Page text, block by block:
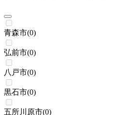
青森市(0)
弘前市(0)
八戸市(0)
黒石市(0)
五所川原市(0)